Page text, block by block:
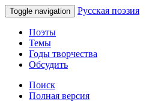
Toggle navigation Русская поэзия
Поэты
Темы
Годы творчества
Обсудить
Поиск
Полная версия